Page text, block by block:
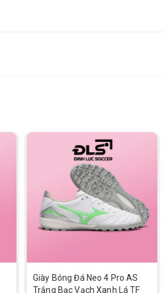
Giày Bóng Đá Neo 4 Pro AS
Trắng Bạc Vạch Xanh Lá TF